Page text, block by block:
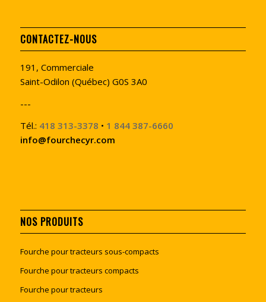
CONTACTEZ-NOUS
191, Commerciale
Saint-Odilon (Québec) G0S 3A0
---
Tél.: 418 313-3378 • 1 844 387-6660
info@fourchecyr.com
NOS PRODUITS
Fourche pour tracteurs sous-compacts
Fourche pour tracteurs compacts
Fourche pour tracteurs